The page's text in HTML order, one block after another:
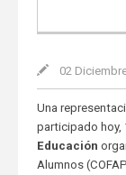
02
Una
participado hoy,
Educación
Alumnos